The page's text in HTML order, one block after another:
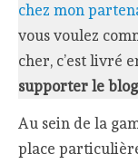
chez mon
vous voulez
cher, c’est livré
supporter le blog
Au sein de la
place